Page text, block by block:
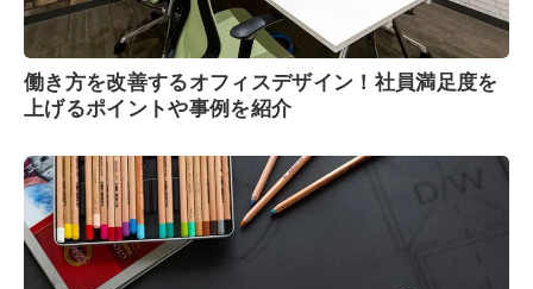
働き方を改善するオフィスデザイン！社員満足度を
上げるポイントや事例を紹介